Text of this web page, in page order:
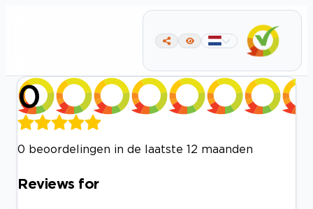
0
0 beoordelingen in de laatste 12 maanden
Reviews for